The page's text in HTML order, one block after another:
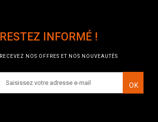
RESTEZ INFORMÉ !
RECEVEZ NOS OFFRES ET NOS NOUVEAUTÉS
OK